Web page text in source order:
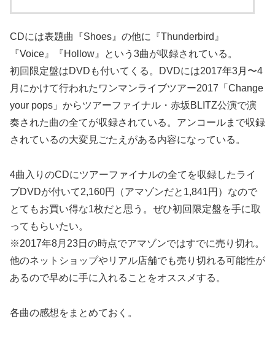
CDには表題曲『Shoes』の他に『Thunderbird』
『Voice』『Hollow』という3曲が収録されている。
初回限定盤はDVDも付いてくる。DVDには2017年3月〜4
月にかけて行われたワンマンライブツアー2017「Change
your pops」からツアーファイナル・赤坂BLITZ公演で演
奏された曲の全てが収録されている。アンコールまで収録
されているの大変見ごたえがある内容になっている。
4曲入りのCDにツアーファイナルの全てを収録したライ
ブDVDが付いて2,160円（アマゾンだと1,841円）なので
とてもお買い得な1枚だと思う。ぜひ初回限定盤を手に取
ってもらいたい。
※2017年8月23日の時点でアマゾンではすでに売り切れ。
他のネットショップやリアル店舗でも売り切れる可能性が
あるので早めに手に入れることをオススメする。
各曲の感想をまとめておく。